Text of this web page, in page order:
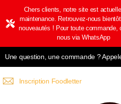
Chers clients, notre site est
maintenance. Retrouvez-nous
nouveautés ! Pour toute commande,
nous via WhatsApp
Une question, une commande ?
Inscription Foodletter